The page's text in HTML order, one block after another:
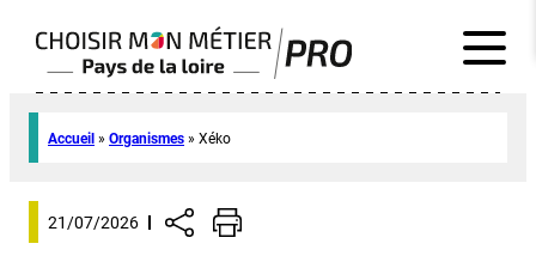
Accueil » Organismes » Xéko
21/07/2026